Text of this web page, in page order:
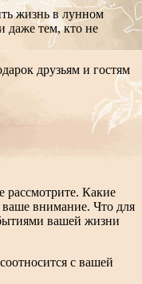
жизнь в лунном
даже тем, кто не
друзьям и гостям
рассмотрите. Какие
внимание. Что для
вашей жизни
с вашей